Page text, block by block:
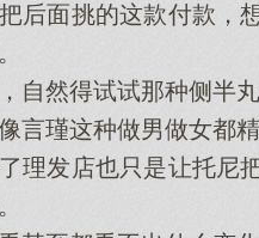
面挑的这款付款，想
然得试试那种侧半丸
瑾这种做男做女都精
发店也只是让托尼把